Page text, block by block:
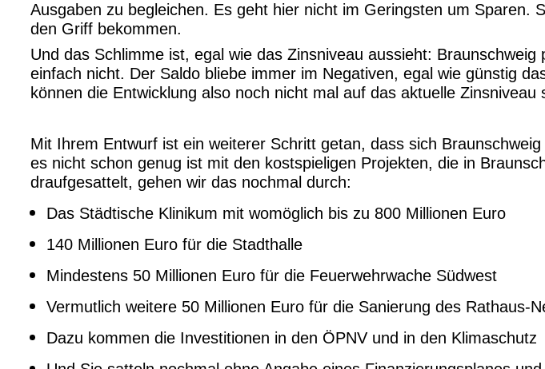
Ausgaben zu begleichen. Es geht hier nicht im Geringsten um Sparen.
den Griff bekommen.
Und das Schlimme ist, egal wie das Zinsniveau aussieht:
einfach nicht. Der Saldo bliebe immer im Negativen, egal wie günstig
können die Entwicklung also noch nicht mal auf das aktuelle Zinsniveau
Mit Ihrem Entwurf ist ein weiterer Schritt getan, dass sich
es nicht schon genug ist mit den kostspieligen Projekten, die in
draufgesattelt, gehen wir das nochmal durch:
Das Städtische Klinikum mit womöglich bis zu 800 Millionen Euro
140 Millionen Euro für die Stadthalle
Mindestens 50 Millionen Euro für die Feuerwehrwache Südwest
Vermutlich weitere 50 Millionen Euro für die Sanierung des Rathaus-
Dazu kommen die Investitionen in den ÖPNV und in den Klimaschutz